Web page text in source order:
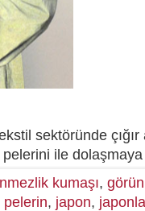
sektöründe
ile
kumaşı,
, japon,